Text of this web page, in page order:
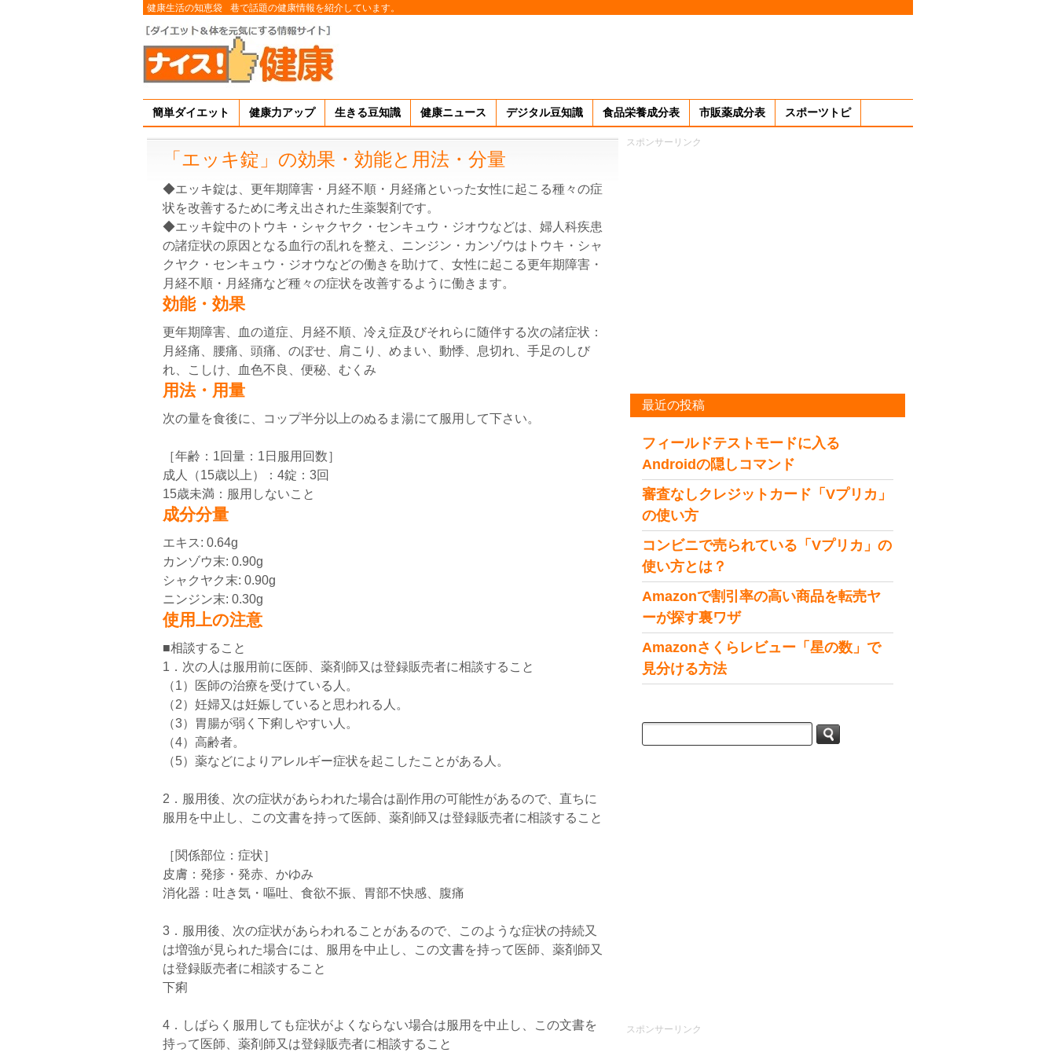
健康生活の知恵袋 巷で話題の健康情報を紹介しています。
簡単ダイエット 健康力アップ 生きる豆知識 健康ニュース デジタル豆知識 食品栄養成分表 市販薬成分表 スポーツトピ
「エッキ錠」の効果・効能と用法・分量
◆エッキ錠は、更年期障害・月経不順・月経痛といった女性に起こる種々の症
状を改善するために考え出された生薬製剤です。
◆エッキ錠中のトウキ・シャクヤク・センキュウ・ジオウなどは、婦人科疾患
の諸症状の原因となる血行の乱れを整え、ニンジン・カンゾウはトウキ・シャ
クヤク・センキュウ・ジオウなどの働きを助けて、女性に起こる更年期障害・
月経不順・月経痛など種々の症状を改善するように働きます。
効能・効果
更年期障害、血の道症、月経不順、冷え症及びそれらに随伴する次の諸症状：
月経痛、腰痛、頭痛、のぼせ、肩こり、めまい、動悸、息切れ、手足のしび
れ、こしけ、血色不良、便秘、むくみ
用法・用量
次の量を食後に、コップ半分以上のぬるま湯にて服用して下さい。
［年齢：1回量：1日服用回数］
成人（15歳以上）：4錠：3回
15歳未満：服用しないこと
成分分量
エキス: 0.64g
カンゾウ末: 0.90g
シャクヤク末: 0.90g
ニンジン末: 0.30g
使用上の注意
■相談すること
1．次の人は服用前に医師、薬剤師又は登録販売者に相談すること
（1）医師の治療を受けている人。
（2）妊婦又は妊娠していると思われる人。
（3）胃腸が弱く下痢しやすい人。
（4）高齢者。
（5）薬などによりアレルギー症状を起こしたことがある人。
2．服用後、次の症状があらわれた場合は副作用の可能性があるので、直ちに
服用を中止し、この文書を持って医師、薬剤師又は登録販売者に相談すること
［関係部位：症状］
皮膚：発疹・発赤、かゆみ
消化器：吐き気・嘔吐、食欲不振、胃部不快感、腹痛
3．服用後、次の症状があらわれることがあるので、このような症状の持続又
は増強が見られた場合には、服用を中止し、この文書を持って医師、薬剤師又
は登録販売者に相談すること
下痢
4．しばらく服用しても症状がよくならない場合は服用を中止し、この文書を
持って医師、薬剤師又は登録販売者に相談すること
スポンサーリンク
最近の投稿
フィールドテストモードに入る
Androidの隠しコマンド
審査なしクレジットカード「Vプリカ」
の使い方
コンビニで売られている「Vプリカ」の
使い方とは？
Amazonで割引率の高い商品を転売ヤ
ーが探す裏ワザ
Amazonさくらレビュー「星の数」で
見分ける方法
スポンサーリンク